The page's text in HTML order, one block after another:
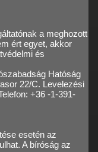
a meghozott
ért egyet, akkor
és
Hatóság
22/C. Levelezési
+36 -1-391-
esetén az
A bíróság az